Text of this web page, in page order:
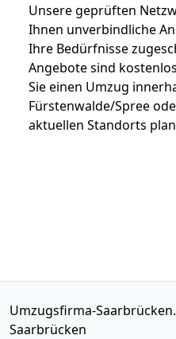
Unsere geprüften
Ihnen unverbindliche
Ihre Bedürfnisse
Angebote sind
Sie einen Umzug
Fürstenwalde/Spree
aktuellen Standorts
Umzugsfirma-
Saarbrücken